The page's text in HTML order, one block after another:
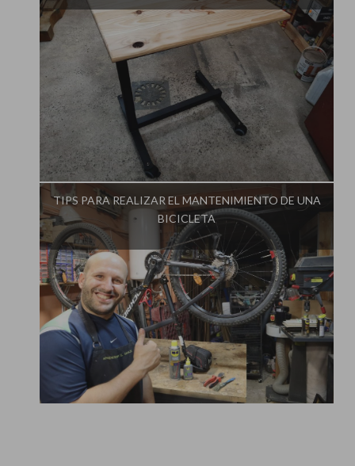
Influencer:Aprendiendo en el Garaje
TIPS PARA REALIZAR EL MANTENIMIENTO DE UNA
BICICLETA
Influencer: Aprendiendo en el Garaje